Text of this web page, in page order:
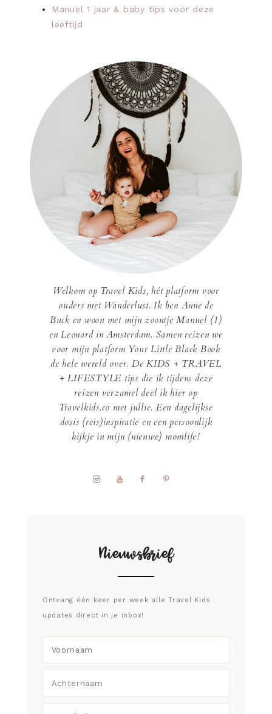
Manuel 1 jaar & baby tips voor deze
leeftijd
Welkom op Travel Kids, hét platform voor
ouders met Wanderlust. Ik ben Anne de
Buck en woon met mijn zoontje Manuel (1)
en Leonard in Amsterdam. Samen reizen we
voor mijn platform Your Little Black Book
de hele wereld over. De KIDS + TRAVEL
+ LIFESTYLE tips die ik tijdens deze
reizen verzamel deel ik hier op
Travelkids.co met jullie. Een dagelijkse
dosis (reis)inspiratie en een persoonlijk
kijkje in mijn (nieuwe) momlife!
Nieuwsbrief
Ontvang één keer per week alle Travel Kids
updates direct in je inbox!